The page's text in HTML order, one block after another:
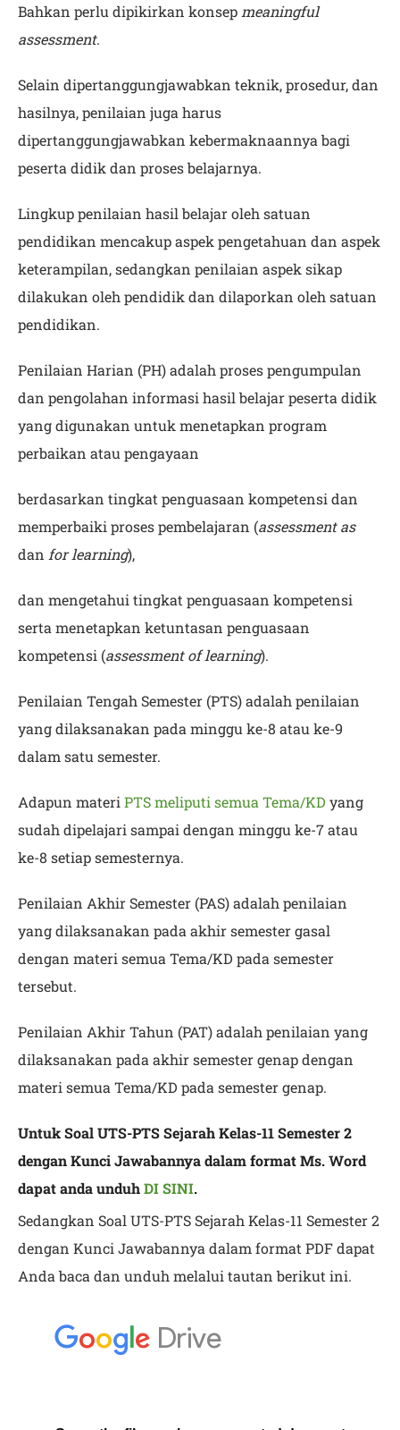
Bahkan perlu dipikirkan konsep meaningful
assessment.
Selain dipertanggungjawabkan teknik, prosedur, dan
hasilnya, penilaian juga harus
dipertanggungjawabkan kebermaknaannya bagi
peserta didik dan proses belajarnya.
Lingkup penilaian hasil belajar oleh satuan
pendidikan mencakup aspek pengetahuan dan aspek
keterampilan, sedangkan penilaian aspek sikap
dilakukan oleh pendidik dan dilaporkan oleh satuan
pendidikan.
Penilaian Harian (PH) adalah proses pengumpulan
dan pengolahan informasi hasil belajar peserta didik
yang digunakan untuk menetapkan program
perbaikan atau pengayaan
berdasarkan tingkat penguasaan kompetensi dan
memperbaiki proses pembelajaran (assessment as
dan for learning),
dan mengetahui tingkat penguasaan kompetensi
serta menetapkan ketuntasan penguasaan
kompetensi (assessment of learning).
Penilaian Tengah Semester (PTS) adalah penilaian
yang dilaksanakan pada minggu ke-8 atau ke-9
dalam satu semester.
Adapun materi PTS meliputi semua Tema/KD yang
sudah dipelajari sampai dengan minggu ke-7 atau
ke-8 setiap semesternya.
Penilaian Akhir Semester (PAS) adalah penilaian
yang dilaksanakan pada akhir semester gasal
dengan materi semua Tema/KD pada semester
tersebut.
Penilaian Akhir Tahun (PAT) adalah penilaian yang
dilaksanakan pada akhir semester genap dengan
materi semua Tema/KD pada semester genap.
UntukSoal UTS-PTS Sejarah Kelas-11 Semester 2
dengan Kunci Jawabannyadalam format Ms. Word
dapat anda unduhDI SINI.
Sedangkan Soal UTS-PTS Sejarah Kelas-11 Semester 2
dengan Kunci Jawabannya dalam format PDF dapat
Anda baca dan unduh melalui tautan berikut ini.